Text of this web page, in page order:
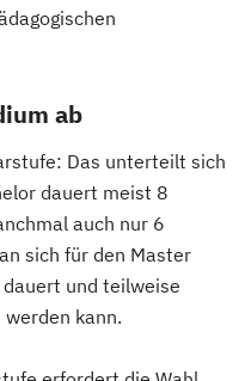
ab
Das unterteilt sich
dauert meist 8
auch nur 6
sich für den Master
und teilweise
kann.